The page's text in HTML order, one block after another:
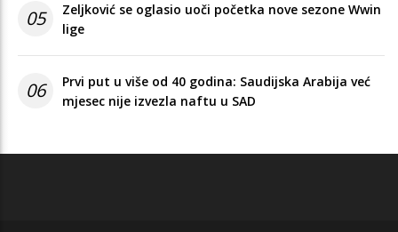
05
Zeljković se oglasio uoči početka nove sezone Wwin
lige
06
Prvi put u više od 40 godina: Saudijska Arabija već
mjesec nije izvezla naftu u SAD